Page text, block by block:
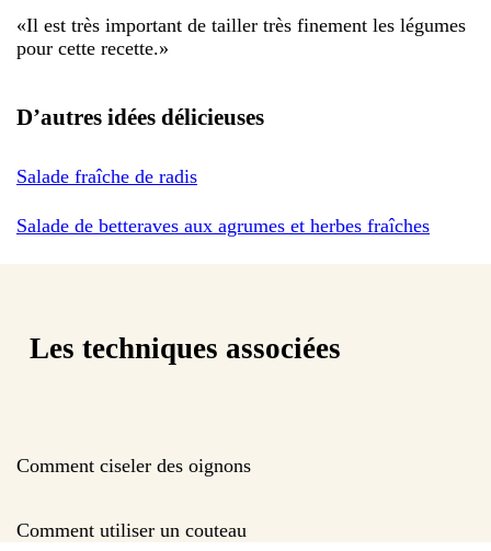
«Il est très important de tailler très finement les légumes
pour cette recette.»
D’autres idées délicieuses
Salade fraîche de radis
Salade de betteraves aux agrumes et herbes fraîches
Les techniques associées
Comment ciseler des oignons
Comment utiliser un couteau